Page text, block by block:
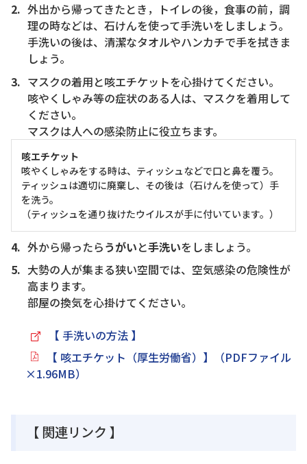
外出から帰ってきたとき，トイレの後，食事の前，調
理の時などは、石けんを使って手洗いをしましょう。
手洗いの後は、清潔なタオルやハンカチで手を拭きま
しょう。
マスクの着用と咳エチケットを心掛けてください。
咳やくしゃみ等の症状のある人は、マスクを着用して
ください。
マスクは人への感染防止に役立ちます。
咳エチケット
咳やくしゃみをする時は、ティッシュなどで口と鼻を覆う。
ティッシュは適切に廃棄し、その後は（石けんを使って）手
を洗う。
（ティッシュを通り抜けたウイルスが手に付いています。）
外から帰ったらうがいと手洗いをしましょう。
大勢の人が集まる狭い空間では、空気感染の危険性が
高まります。
部屋の換気を心掛けてください。
【 手洗いの方法 】
【 咳エチケット（厚生労働省）】（PDFファイル
×1.96MB）
【 関連リンク 】